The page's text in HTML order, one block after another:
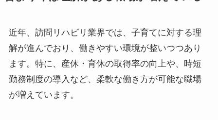
近年、訪問リハビリ業界では、子育てに対する理
解が進んでおり、働きやすい環境が整いつつあり
ます。特に、産休・育休の取得率の向上や、時短
勤務制度の導入など、柔軟な働き方が可能な職場
が増えています。